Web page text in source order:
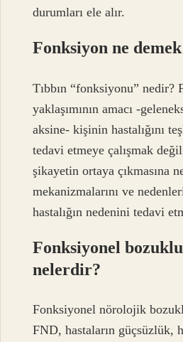
durumları ele alır.
Fonksiyon ne demek
Tıbbın “fonksiyonu” nedir?
yaklaşımının amacı -
aksine- kişinin hastalığını
tedavi etmeye çalışmak
şikayetin ortaya çıkmasına
mekanizmalarını ve
hastalığın nedenini tedavi
Fonksiyonel
nelerdir?
Fonksiyonel nörolojik
FND, hastaların güçsüzlük,